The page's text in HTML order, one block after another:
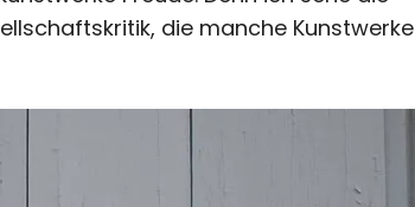
die manche Kunstwerke